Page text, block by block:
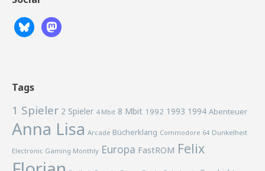
Tags
1 Spieler 2 Spieler 4 Mbit 8 Mbit 1992 1993 1994 Abenteuer
Anna Lisa Arcade Bücherklang Commodore 64 Dunkelheit
Electronic Gaming Monthly Europa FastROM Felix